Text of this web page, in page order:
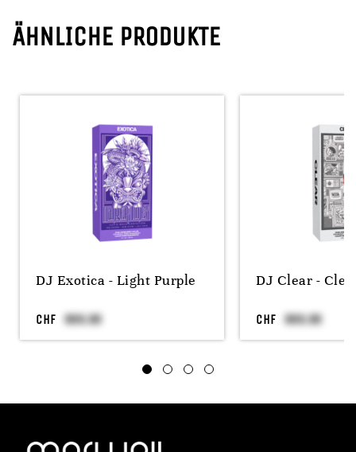
ÄHNLICHE PRODUKTE
DJ Exotica - Light Purple
CHF
DJ Clear -
CHF